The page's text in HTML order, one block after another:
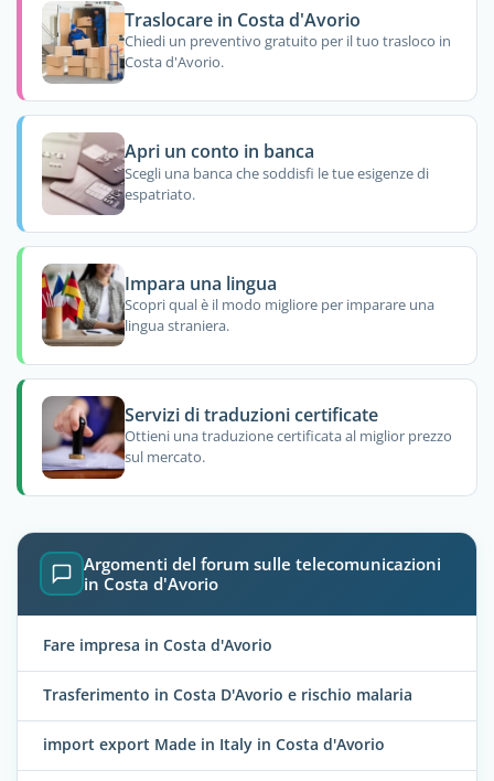
Traslocare in Costa d'Avorio
Chiedi un preventivo gratuito per il tuo trasloco in
Costa d'Avorio.
Apri un conto in banca
Scegli una banca che soddisfi le tue esigenze di
espatriato.
Impara una lingua
Scopri qual è il modo migliore per imparare una
lingua straniera.
Servizi di traduzioni certificate
Ottieni una traduzione certificata al miglior prezzo
sul mercato.
Argomenti del forum sulle telecomunicazioni
in Costa d'Avorio
Fare impresa in Costa d'Avorio
Trasferimento in Costa D'Avorio e rischio malaria
import export Made in Italy in Costa d'Avorio